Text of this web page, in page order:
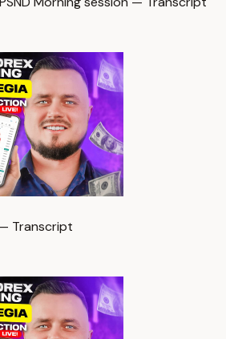
— Transcript